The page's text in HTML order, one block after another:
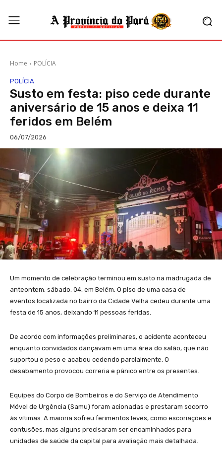
Home POLÍCIA
POLÍCIA
Susto em festa: piso cede durante
aniversário de 15 anos e deixa 11
feridos em Belém
06/07/2026
Um momento de celebração terminou em susto na madrugada de
anteontem, sábado, 04, em Belém. O piso de uma casa de
eventos localizada no bairro da Cidade Velha cedeu durante uma
festa de 15 anos, deixando 11 pessoas feridas.
De acordo com informações preliminares, o acidente aconteceu
enquanto convidados dançavam em uma área do salão, que não
suportou o peso e acabou cedendo parcialmente. O
desabamento provocou correria e pânico entre os presentes.
Equipes do Corpo de Bombeiros e do Serviço de Atendimento
Móvel de Urgência (Samu) foram acionadas e prestaram socorro
às vítimas. A maioria sofreu ferimentos leves, como escoriações e
contusões, mas alguns precisaram ser encaminhados para
unidades de saúde da capital para avaliação mais detalhada.